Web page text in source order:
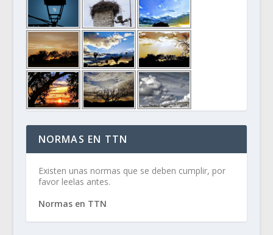
NORMAS EN TTN
Existen unas normas que se deben cumplir, por
favor leelas antes.
Normas en TTN